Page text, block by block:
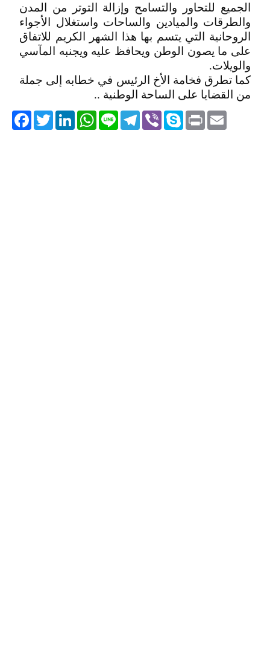
الجميع للتحاور والتسامح وإزالة التوتر من المدن
والطرقات والميادين والساحات واستغلال الأجواء
الروحانية التي يتسم بها هذا الشهر الكريم للاتفاق
على ما يصون الوطن ويحافظ عليه ويجنبه المآسي
والويلات.
كما تطرق فخامة الأخ الرئيس في خطابه إلى جملة
من القضايا على الساحة الوطنية ..
TwitterLinkedIn
WhatsApp Line
Telegram ViberSkype PrintEmail